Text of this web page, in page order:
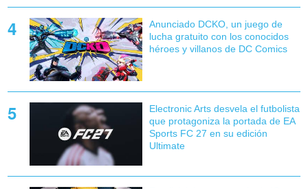
Anunciado DCKO, un juego de
lucha gratuito con los conocidos
héroes y villanos de DC Comics
Electronic Arts desvela el futbolista
que protagoniza la portada de EA
Sports FC 27 en su edición
Ultimate